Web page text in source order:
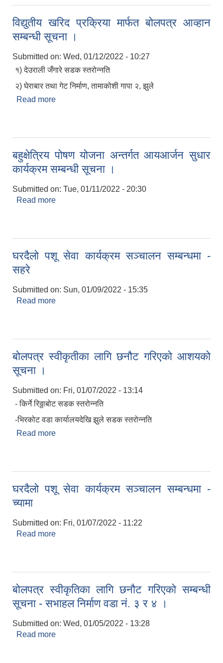
विद्युतीय खरिद प्रक्रिया मार्फत बोलपत्र आव्हान
सम्बन्धी सूचना ।
Submitted on: Wed, 01/12/2022 - 10:27
१) देउराली जँगारे सडक स्तरोन्नति
२) घेराबार तथा गेट निर्माण, तामाकोशी गापा २, झुले
Read more
बहुक्षेत्रिय पोषण योजना अन्तर्गत आयआर्जन सुधार
कार्यक्रम सम्बन्धी सूचना ।
Submitted on: Tue, 01/11/2022 - 20:30
Read more
घरदैलो पशू सेवा कार्यक्रम सञ्चालन सम्बन्धमा -
सहरे
Submitted on: Sun, 01/09/2022 - 15:35
Read more
बोलपत्र स्वीकृतीका लागि छनौट गरिएको आशयको
सूचना ।
Submitted on: Fri, 01/07/2022 - 13:14
- किर्ने रिठ्ठाबोट सडक स्तरोन्नति
-भिरकोट वडा कार्यालयदेखि झुले सडक स्तरोन्नति
Read more
घरदैलो पशू सेवा कार्यक्रम सञ्चालन सम्बन्धमा -
च्यामा
Submitted on: Fri, 01/07/2022 - 11:22
Read more
बोलपत्र स्वीकृतिका लागि छनौट गरिएको सम्बन्धी
सूचना - सभाहल निर्माण वडा नं. ३ र ४ ।
Submitted on: Wed, 01/05/2022 - 13:28
Read more